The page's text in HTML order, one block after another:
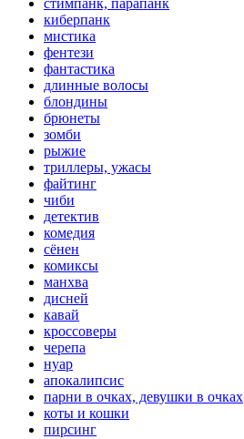
стимпанк, парапанк
киберпанк
мистика
фентези
фантастика
длинные волосы
блондины
брюнеты
зомби
рыжие
триллеры, ужасы
файтинг
чиби
детектив
комедия
сёнен
комиксы
манхва
дисней
кавай
кроссоверы
черепа
нуар
апокалипсис
парни в очках, девушки в очках
коты и кошки
пирсинг